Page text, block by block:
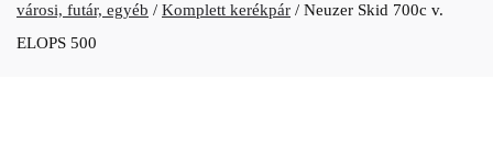
városi, futár, egyéb / Komplett kerékpár / Neuzer Skid 700c v.
ELOPS 500